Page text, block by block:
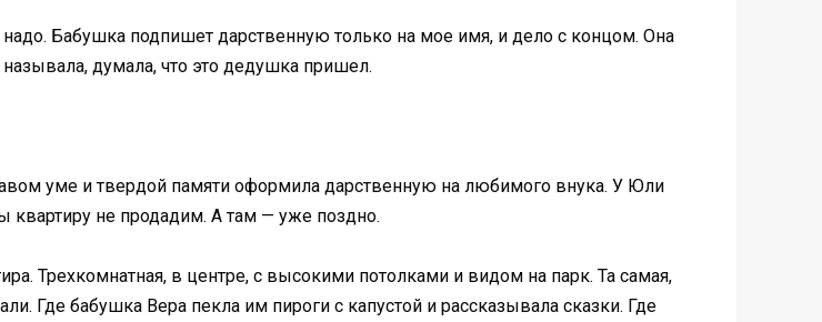
Бабушка подпишет дарственную только на мое имя, и дело с концом. Она
думала, что это дедушка пришел.
уме и твердой памяти оформила дарственную на любимого внука. У Юли
квартиру не продадим. А там — уже поздно.
Трехкомнатная, в центре, с высокими потолками и видом на парк. Та самая,
Где бабушка Вера пекла им пироги с капустой и рассказывала сказки. Где